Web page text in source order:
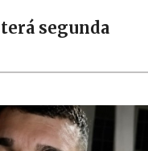
segunda